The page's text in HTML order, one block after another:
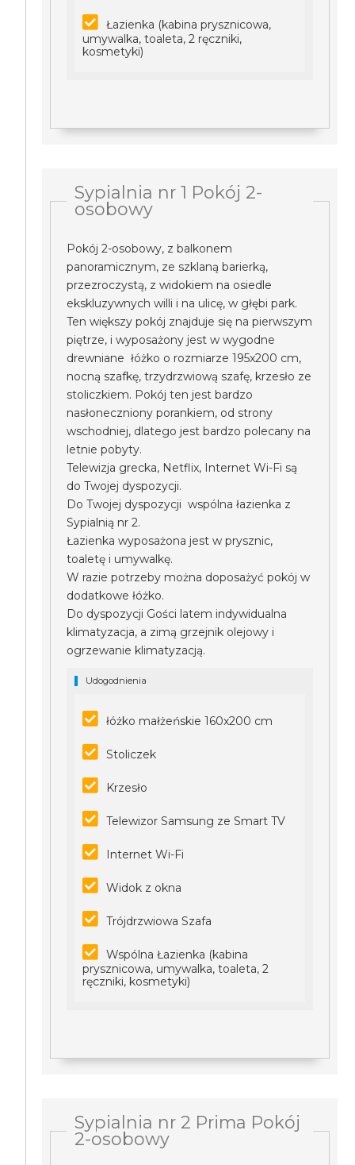
Łazienka (kabina prysznicowa,
umywalka, toaleta, 2 ręczniki,
kosmetyki)
Sypialnia nr 1 Pokój 2-
osobowy
Pokój 2-osobowy, z balkonem
panoramicznym, ze szklaną barierką,
przezroczystą, z widokiem na osiedle
ekskluzywnych willi i na ulicę, w głębi park.
Ten większy pokój znajduje się na pierwszym
piętrze, i wyposażony jest w wygodne
drewniane łóżko o rozmiarze 195x200 cm,
nocną szafkę, trzydrzwiową szafę, krzesło ze
stoliczkiem. Pokój ten jest bardzo
nasłoneczniony porankiem, od strony
wschodniej, dlatego jest bardzo polecany na
letnie pobyty.
Telewizja grecka, Netflix, Internet Wi-Fi są
do Twojej dyspozycji.
Do Twojej dyspozycji wspólna łazienka z
Sypialnią nr 2.
Łazienka wyposażona jest w prysznic,
toaletę i umywalkę.
W razie potrzeby można doposażyć pokój w
dodatkowe łóżko.
Do dyspozycji Gości latem indywidualna
klimatyzacja, a zimą grzejnik olejowy i
ogrzewanie klimatyzacją.
Udogodnienia
łóżko małżeńskie 160x200 cm
Stoliczek
Krzesło
Telewizor Samsung ze Smart TV
Internet Wi-Fi
Widok z okna
Trójdrzwiowa Szafa
Wspólna Łazienka (kabina
prysznicowa, umywalka, toaleta, 2
ręczniki, kosmetyki)
Sypialnia nr 2 Prima Pokój
2-osobowy